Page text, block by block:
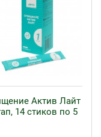
Актив Лайт
14 стиков по 5